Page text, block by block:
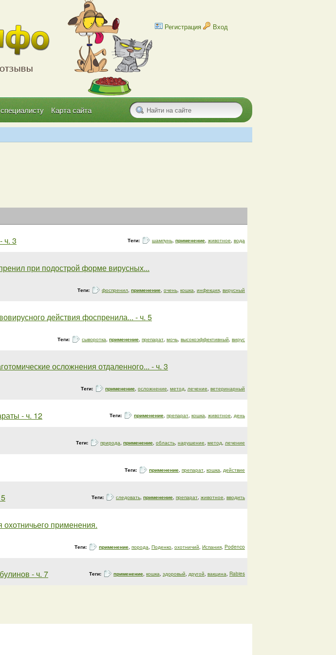
Регистрация Вход
Карта сайта
ч. 3 Теги: шампунь, применение, животное, вода
при подострой форме вирусных...
Теги: фоспренил, применение, очень, кошка, инфекция, вирусный
действия фоспренила... - ч. 5
Теги: сыворотка, применение, препарат, мочь, высокоэффективный, вирус
осложнения отдаленного... - ч. 3
Теги: применение, осложнение, метод, лечение, ветеринарный
- ч. 12 Теги: применение, препарат, кошка, животное, день
Теги: природа, применение, область, нарушение, метод, лечение
Теги: применение, препарат, кошка, действие
Теги: следовать, применение, препарат, животное, вводить
применения.
Теги: применение, порода, Поденко, охотничий, Испания, Podenco
- ч. 7 Теги: применение, кошка, здоровый, другой, вакцина, Rabies